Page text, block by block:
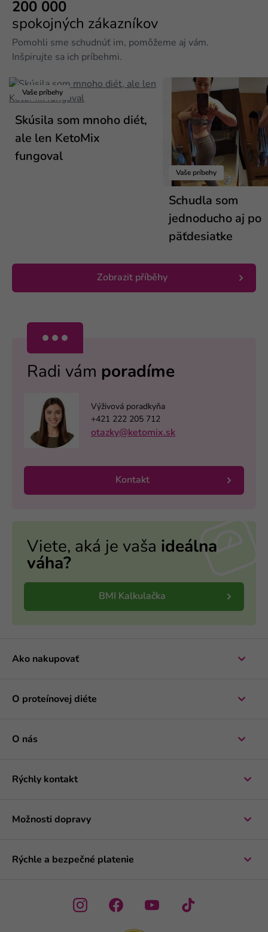
200 000
spokojných zákazníkov
Pomohli sme schudnúť im, pomôžeme aj vám.
Inšpirujte sa ich príbehmi.
Vaše príbehy
Skúsila som mnoho diét,
ale len KetoMix
fungoval
Vaše príbehy
Schudla som
jednoducho aj po
päťdesiatke
Zobrazit příběhy
Radi vám poradíme
Výživová poradkyňa
+421 222 205 712
otazky@ketomix.sk
Kontakt
Viete, aká je vaša ideálna
váha?
BMI Kalkulačka
Ako nakupovať
O proteínovej diéte
O nás
Rýchly kontakt
Možnosti dopravy
Rýchle a bezpečné platenie